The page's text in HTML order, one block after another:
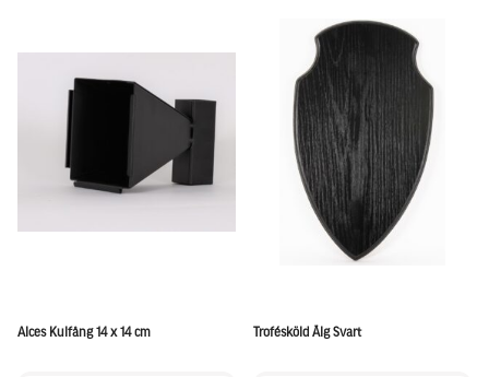
Alces Kulfång 14 x 14 cm Trofésköld Älg Svart